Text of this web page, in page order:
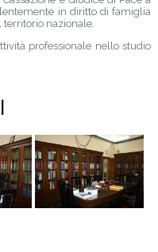
in diritto di famiglia
nazionale.
professionale nello studio